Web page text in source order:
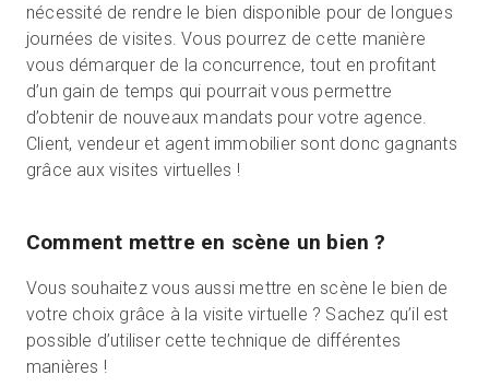
nécessité de rendre le bien disponible pour de longues
journées de visites. Vous pourrez de cette manière
vous démarquer de la concurrence, tout en profitant
d’un gain de temps qui pourrait vous permettre
d’obtenir de nouveaux mandats pour votre agence.
Client, vendeur et agent immobilier sont donc gagnants
grâce aux visites virtuelles !
Comment mettre en scène un bien ?
Vous souhaitez vous aussi mettre en scène le bien de
votre choix grâce à la visite virtuelle ? Sachez qu’il est
possible d’utiliser cette technique de différentes
manières !